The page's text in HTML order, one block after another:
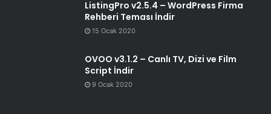
ListingPro v2.5.4 – WordPress Firma
Rehberi Teması İndir
15 Ocak 2020
OVOO v3.1.2 – Canlı TV, Dizi ve Film
Script İndir
9 Ocak 2020